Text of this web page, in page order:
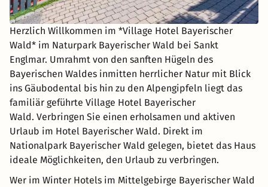
Herzlich Willkommen im *Village Hotel Bayerischer
Wald* im Naturpark Bayerischer Wald bei Sankt
Englmar. Umrahmt von den sanften Hügeln des
Bayerischen Waldes inmitten herrlicher Natur mit Blick
ins Gäubodental bis hin zu den Alpengipfeln liegt das
familiär geführte Village Hotel Bayerischer
Wald. Verbringen Sie einen erholsamen und aktiven
Urlaub im Hotel Bayerischer Wald. Direkt im
Nationalpark Bayerischer Wald gelegen, bietet das Haus
ideale Möglichkeiten, den Urlaub zu verbringen.
Wer im Winter Hotels im Mittelgebirge Bayerischer Wald